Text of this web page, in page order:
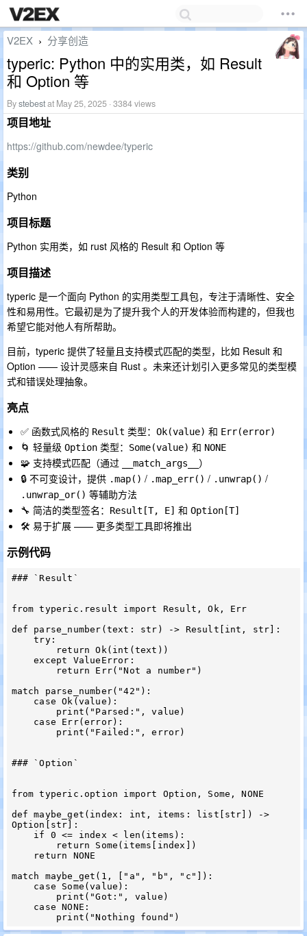
V2EX › 分享创造
typeric: Python 中的实用类，如 Result
和 Option 等
Bystebestat May 25, 2025 · 3384 views
项目地址
https://github.com/newdee/typeric
类别
Python
项目标题
Python 实用类，如 rust 风格的 Result 和 Option 等
项目描述
typeric 是一个面向 Python 的实用类型工具包，专注于清晰性、安全
性和易用性。它最初是为了提升我个人的开发体验而构建的，但我也
希望它能对他人有所帮助。
目前，typeric 提供了轻量且支持模式匹配的类型，比如 Result 和
Option —— 设计灵感来自 Rust 。未来还计划引入更多常见的类型模
式和错误处理抽象。
亮点
✅ 函数式风格的 Result 类型： Ok(value) 和 Err(error)
🌀 轻量级 Option 类型： Some(value) 和 NONE
🧩 支持模式匹配（通过 __match_args__ ）
🔒 不可变设计，提供 .map() / .map_err() / .unwrap() /
.unwrap_or() 等辅助方法
🔧 简洁的类型签名：
Result[T, E] 和 Option[T]
🛠️ 易于扩展 —— 更多类型工具即将推出
示例代码
### `Result`
from typeric.result import Result, Ok, Err
def parse_number(text: str) -> Result[int, str]:
    try:
    except ValueError:
match parse_number("42"):
### `Option`
from typeric.option import Option, Some, NONE
def maybe_get(index: int, items: list[str]) ->
Option[str]:
match maybe_get(1, ["a", "b", "c"]):